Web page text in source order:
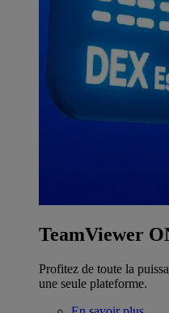
TeamViewer
Profitez de toute la
une seule plateforme.